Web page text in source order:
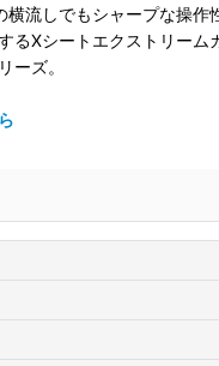
横流しでもシャープな操
るXシートエクストリー
ーズ。